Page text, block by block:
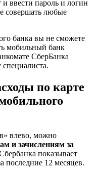
и ввести пароль и логин
совершать любые
банка вы не сможете
мобильный банк
СберБанка
специалиста.
по карте
влево, можно
и зачислениям за
показывает
последние 12 месяцев.